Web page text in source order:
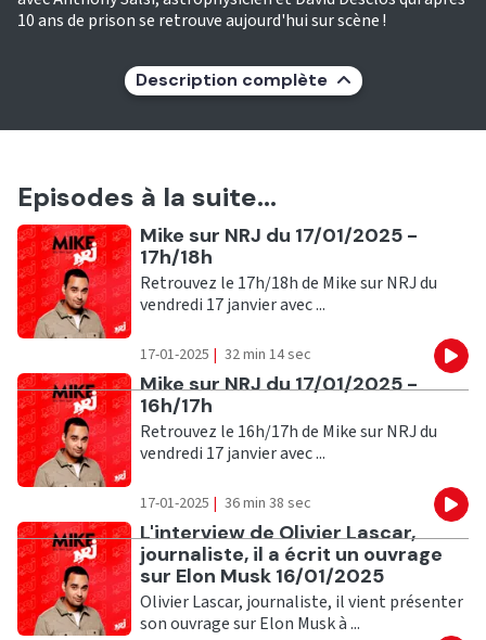
10 ans de prison se retrouve aujourd'hui sur scène !
Description complète
Episodes à la suite...
Ecouter
Mike sur NRJ du 17/01/2025 -
17h/18h
Retrouvez le 17h/18h de Mike sur NRJ du
vendredi 17 janvier avec ...
17-01-2025 | 32 min 14 sec
Ecouter
Mike sur NRJ du 17/01/2025 -
16h/17h
Retrouvez le 16h/17h de Mike sur NRJ du
vendredi 17 janvier avec ...
17-01-2025 | 36 min 38 sec
Ecouter
L'interview de Olivier Lascar,
journaliste, il a écrit un ouvrage
sur Elon Musk 16/01/2025
Olivier Lascar, journaliste, il vient présenter
son ouvrage sur Elon Musk à ...